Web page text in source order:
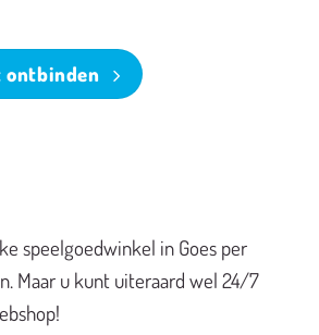
ontbinden
speelgoedwinkel in Goes per
Maar u kunt uiteraard wel 24/7